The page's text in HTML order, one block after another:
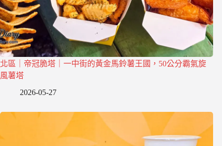
北區｜帝冠脆塔｜一中街的黃金馬鈴薯王國，50公分霸氣旋
風薯塔
2026-05-27